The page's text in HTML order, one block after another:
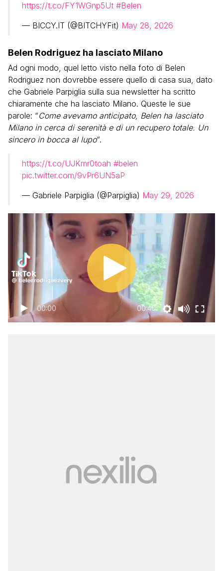
https://t.co/FY1WGnp5Ut #Belen
— BICCY.IT (@BITCHYFit) May 28, 2026
Belen Rodriguez ha lasciato Milano
Ad ogni modo, quel letto visto nella foto di Belen
Rodriguez non dovrebbe essere quello di casa sua, dato
che Gabriele Parpiglia sulla sua newsletter ha scritto
chiaramente che ha lasciato Milano. Queste le sue
parole: “Come avevamo anticipato, Belen ha lasciato
Milano in cerca di serenità e di un recupero totale. Un
sincero in bocca al lupo“.
https://t.co/UJKmr0toah #belen
pic.twitter.com/9vPr6UN5aP
— Gabriele Parpiglia (@Parpiglia) May 29, 2026
00:00 00:40